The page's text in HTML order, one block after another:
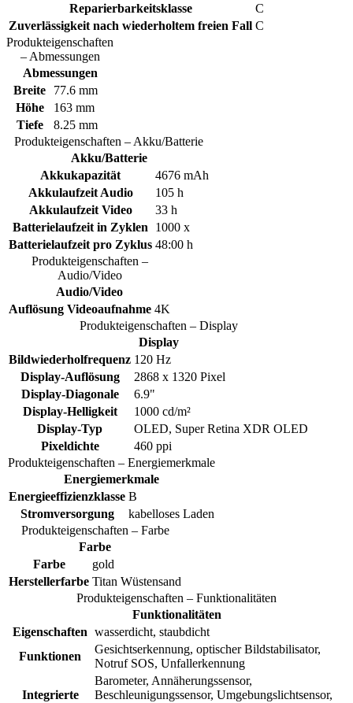
Reparierbarkeitsklasse
C
Zuverlässigkeit nach wiederholtem freien Fall C
Produkteigenschaften
– Abmessungen
Abmessungen
Breite
77.6 mm
Höhe
163 mm
Tiefe
8.25 mm
Produkteigenschaften – Akku/Batterie
Akku/Batterie
Akkukapazität
4676 mAh
Akkulaufzeit Audio
105 h
Akkulaufzeit Video
33 h
Batterielaufzeit in Zyklen
1000 x
Batterielaufzeit pro Zyklus 48:00 h
Produkteigenschaften –
Audio/Video
Audio/Video
Auflösung Videoaufnahme 4K
Produkteigenschaften – Display
Display
Bildwiederholfrequenz 120 Hz
Display-Auflösung
2868 x 1320 Pixel
Display-Diagonale
6.9"
Display-Helligkeit
1000 cd/m²
Display-Typ
OLED, Super Retina XDR OLED
Pixeldichte
460 ppi
Produkteigenschaften – Energiemerkmale
Energiemerkmale
Energieeffizienzklasse B
Stromversorgung
kabelloses Laden
Produkteigenschaften – Farbe
Farbe
Farbe
gold
Herstellerfarbe Titan Wüstensand
Produkteigenschaften – Funktionalitäten
Funktionalitäten
Eigenschaften wasserdicht, staubdicht
Funktionen
Gesichtserkennung, optischer Bildstabilisator,
Notruf SOS, Unfallerkennung
Integrierte
Barometer, Annäherungssensor,
Beschleunigungssensor, Umgebungslichtsensor,